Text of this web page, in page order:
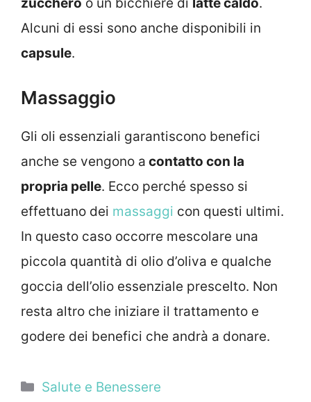
Alcuni di essi sono anche disponibili in
capsule.
Massaggio
Gli oli essenziali garantiscono benefici
anche se vengono a contatto con la
propria pelle. Ecco perché spesso si
effettuano dei massaggi con questi ultimi.
In questo caso occorre mescolare una
piccola quantità di olio d’oliva e qualche
goccia dell’olio essenziale prescelto. Non
resta altro che iniziare il trattamento e
godere dei benefici che andrà a donare.
Categorie
Salute e Benessere